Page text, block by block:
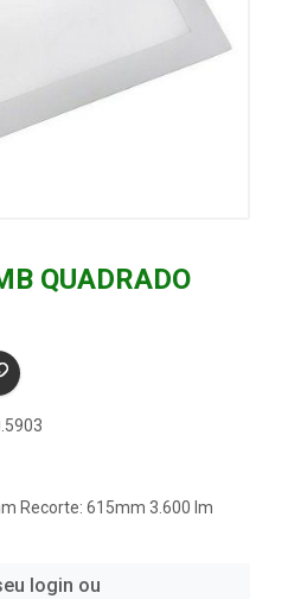
QUADRADO
Recorte: 615mm 3.600 lm
login ou